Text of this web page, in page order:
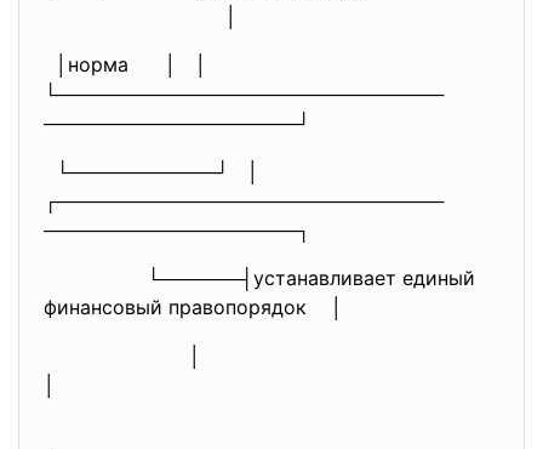
│норма │ │
└─────────────────────────────
───────────────────┘
└───────────┘ │
┌─────────────────────────────
───────────────────┐
└──────┤устанавливает единый
финансовый правопорядок │